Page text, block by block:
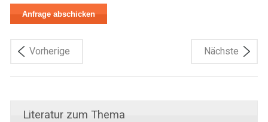
Vorherige Nächste
Literatur zum Thema